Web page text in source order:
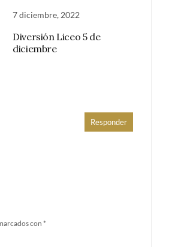
7 diciembre, 2022
Diversión Liceo 5 de
diciembre
Responder
con *